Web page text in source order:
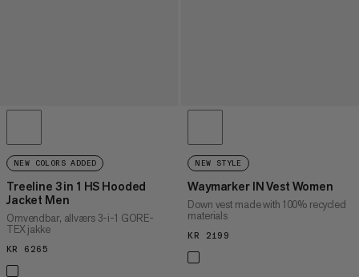
NEW COLORS ADDED
Treeline 3 in 1 HS Hooded
Jacket Men
Omvendbar, allværs 3-i-1 GORE-
TEX jakke
KR 6265
NEW STYLE
Waymarker IN Vest Women
Down vest made with 100% recycled
materials
KR 2199